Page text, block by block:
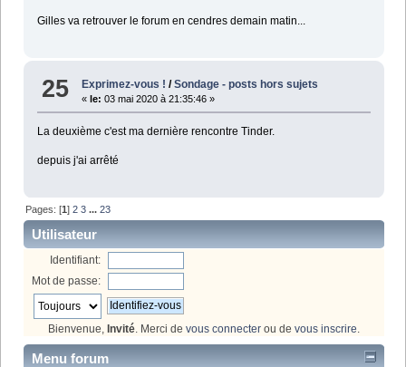
Gilles va retrouver le forum en cendres demain matin...
25 Exprimez-vous ! /Sondage - posts hors sujets
«le: 03 mai 2020 à 21:35:46 »
La deuxième c'est ma dernière rencontre Tinder.
depuis j'ai arrêté
Pages: [1]2 3 ...23
Utilisateur
Identifiant:
Mot de passe:
Bienvenue, Invité. Merci de vous connecter ou de vous inscrire.
Menu forum